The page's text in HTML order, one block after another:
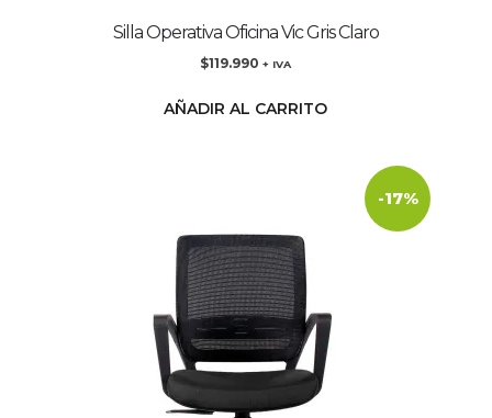
Silla Operativa Oficina Vic Gris Claro
$119.990 + IVA
AÑADIR AL CARRITO
-17%